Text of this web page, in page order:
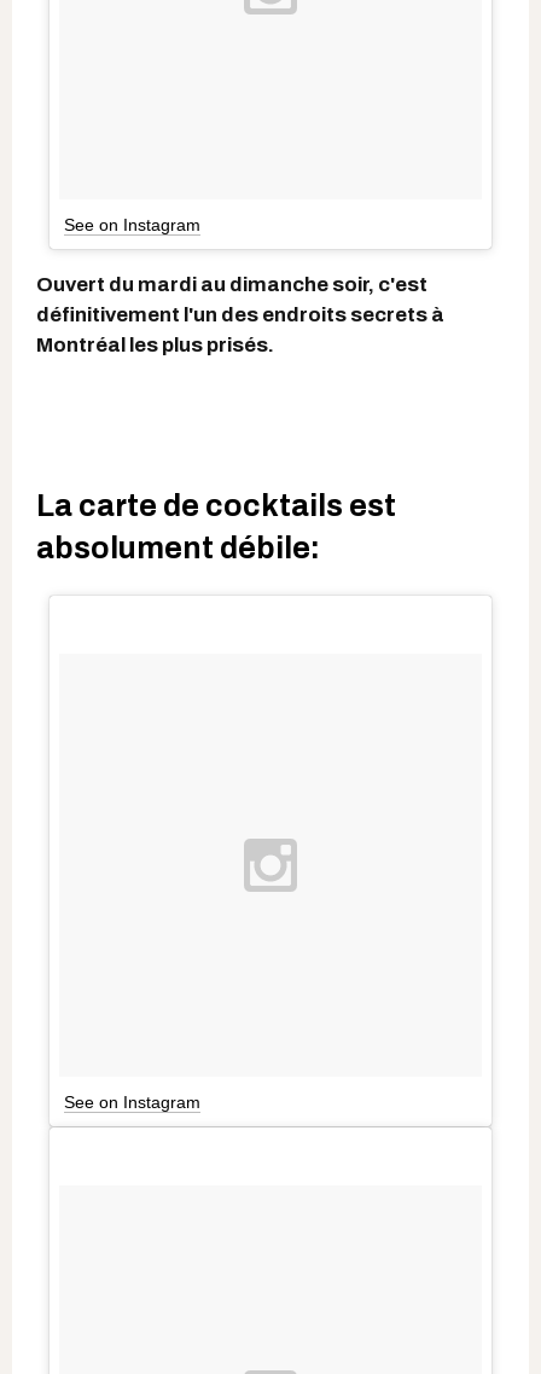
See on Instagram
Ouvert du mardi au dimanche soir, c'est
définitivement l'un des endroits secrets à
Montréal les plus prisés.
La carte de cocktails est
absolument débile:
See on Instagram